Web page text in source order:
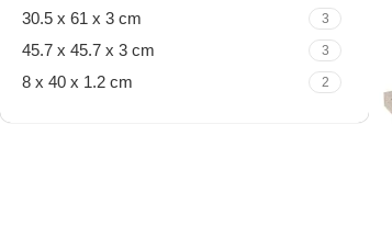
30.5 x 61 x 3 cm 3
45.7 x 45.7 x 3 cm 3
8 x 40 x 1.2 cm 2